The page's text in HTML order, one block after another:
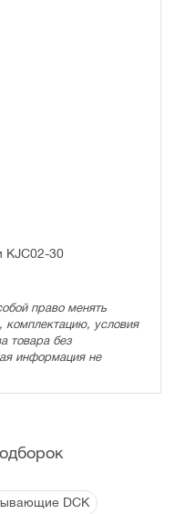
KJC02-30
право менять
комплектацию, условия
товара без
информация не
DCK